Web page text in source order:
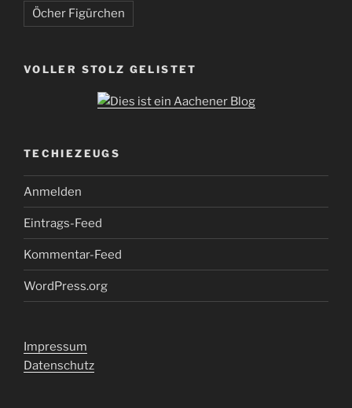
Öcher Figürchen
VOLLER STOLZ GELISTET
TECHIEZEUGS
Anmelden
Eintrags-Feed
Kommentar-Feed
WordPress.org
Impressum
Datenschutz